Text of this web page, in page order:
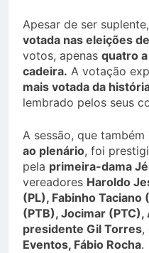
Apesar de ser suplente,
votada nas eleições
votos, apenas quatro
cadeira. A votação
mais votada da
lembrado pelos seus
A sessão, que também
ao plenário, foi
pela primeira-dama
vereadores Haroldo
(PL), Fabinho Taciano
(PTB), Jocimar (PTC),
presidente Gil Torres,
Eventos, Fábio Rocha.